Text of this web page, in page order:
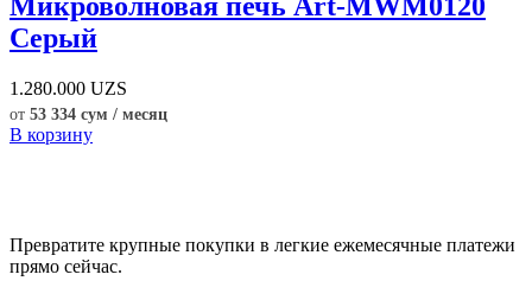
Микроволновая печь Art-MWM0120
Серый
1.280.000 UZS
от 53 334 сум / месяц
В корзину
Превратите крупные покупки в легкие ежемесячные платежи
прямо сейчас.